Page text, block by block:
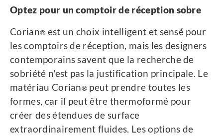
Optez pour un comptoir de réception sobre
Corian® est un choix intelligent et sensé pour
les comptoirs de réception, mais les designers
contemporains savent que la recherche de
sobriété n'est pas la justification principale. Le
matériau Corian® peut prendre toutes les
formes, car il peut être thermoformé pour
créer des étendues de surface
extraordinairement fluides. Les options de